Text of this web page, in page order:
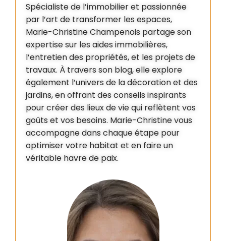
Spécialiste de l’immobilier et passionnée
par l’art de transformer les espaces,
Marie-Christine Champenois partage son
expertise sur les aides immobilières,
l’entretien des propriétés, et les projets de
travaux. À travers son blog, elle explore
également l’univers de la décoration et des
jardins, en offrant des conseils inspirants
pour créer des lieux de vie qui reflètent vos
goûts et vos besoins. Marie-Christine vous
accompagne dans chaque étape pour
optimiser votre habitat et en faire un
véritable havre de paix.